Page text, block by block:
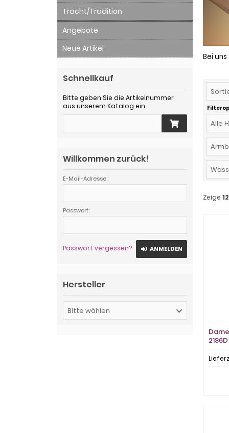
Bei
Alle
Zeige
Tracht/Tradition
Angebote
Neue Artikel
Schnellkauf
Bitte geben Sie die Artikelnummer
aus unserem Katalog ein.
Willkommen zurück!
E-Mail-Adresse:
Passwort:
Passwort vergessen? ANMELDEN
Hersteller
Bitte wählen